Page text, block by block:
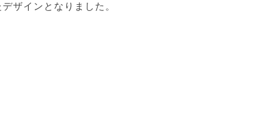
ザインとなりました。